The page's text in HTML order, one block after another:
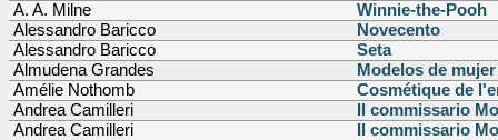
A. A. Milne
Winnie-the-Pooh
Alessandro Baricco
Novecento
Alessandro Baricco
Seta
Almudena Grandes
Modelos de mujer
Amélie Nothomb
Cosmétique de
Andrea Camilleri
Il commissario
Andrea Camilleri
Il commissario